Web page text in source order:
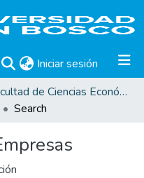
Iniciar sesión (current)
Facultad de Ciencias Económicas
Search